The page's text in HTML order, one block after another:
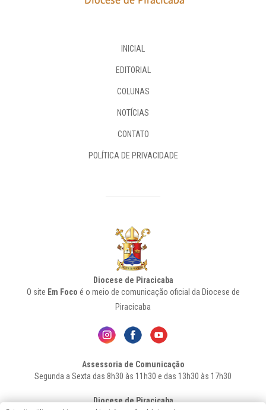
INICIAL
EDITORIAL
COLUNAS
NOTÍCIAS
CONTATO
POLÍTICA DE PRIVACIDADE
Diocese de Piracicaba
O site Em Foco é o meio de comunicação oficial da Diocese de
Piracicaba
Assessoria de Comunicação
Segunda a Sexta das 8h30 às 11h30 e das 13h30 às 17h30
Diocese de Piracicaba